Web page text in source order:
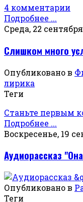
4 комментарии
Подробнее ...
Среда, 22 сентября
Слишком много
Опубликовано в
лирика
Теги
Станьте первым
Подробнее ...
Воскресенье, 19
Аудиорассказ
Опубликовано в
Теги